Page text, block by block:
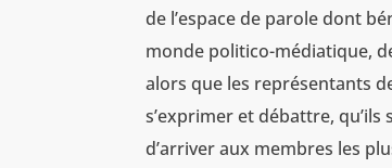
de l’espace de parole dont
monde politico-médiatique,
alors que les représentants
s’exprimer et débattre,
d’arriver aux membres les